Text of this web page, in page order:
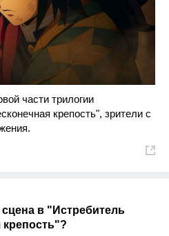
части трилогии
крепость", зрители с
сцена в "Истребитель